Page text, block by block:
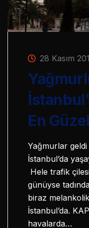
28 Kasım
En
Yağmurlar geldi
İstanbul’da
Hele trafik
günüyse
biraz
İstanbul’da.
havalarda…